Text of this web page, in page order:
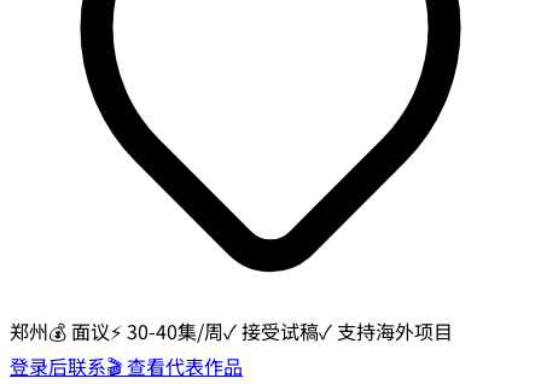
郑州💰 面议⚡30-40集/周✓ 接受试稿✓ 支持海外项目
登录后联系🎬 查看代表作品